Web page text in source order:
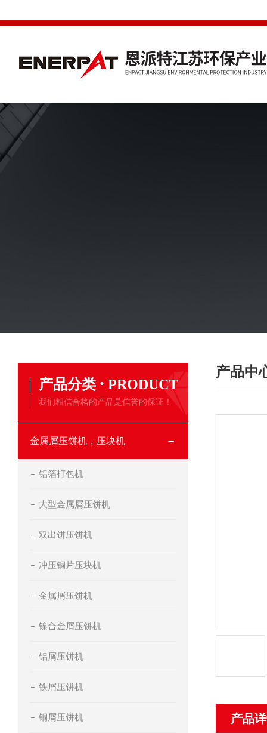
产品分类 · PRODUCT
我们相信合格的产品是信誉的保证！
金属屑压饼机，压块机
铝箔打包机
大型金属屑压饼机
双出饼压饼机
冲压铜片压块机
金属屑压饼机
镍合金屑压饼机
铝屑压饼机
铁屑压饼机
铜屑压饼机
产品中
产品